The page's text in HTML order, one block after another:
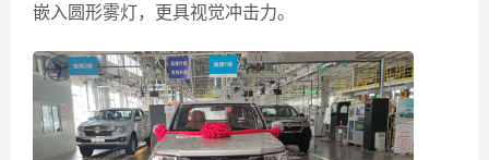
嵌入圆形雾灯，更具视觉冲击力。